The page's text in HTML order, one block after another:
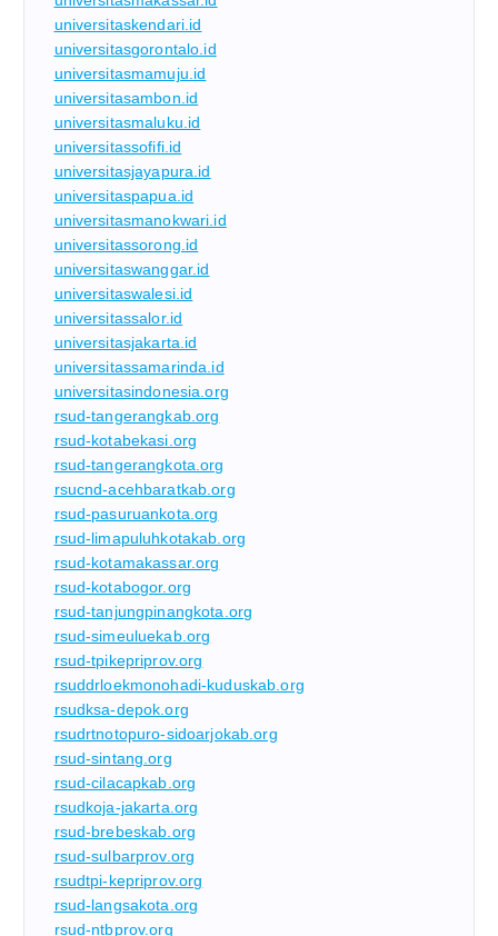
universitaskendari.id
universitasgorontalo.id
universitasmamuju.id
universitasambon.id
universitasmaluku.id
universitassofifi.id
universitasjayapura.id
universitaspapua.id
universitasmanokwari.id
universitassorong.id
universitaswanggar.id
universitaswalesi.id
universitassalor.id
universitasjakarta.id
universitassamarinda.id
universitasindonesia.org
rsud-tangerangkab.org
rsud-kotabekasi.org
rsud-tangerangkota.org
rsucnd-acehbaratkab.org
rsud-pasuruankota.org
rsud-limapuluhkotakab.org
rsud-kotamakassar.org
rsud-kotabogor.org
rsud-tanjungpinangkota.org
rsud-simeuluekab.org
rsud-tpikepriprov.org
rsuddrloekmonohadi-kuduskab.org
rsudksa-depok.org
rsudrtnotopuro-sidoarjokab.org
rsud-sintang.org
rsud-cilacapkab.org
rsudkoja-jakarta.org
rsud-brebeskab.org
rsud-sulbarprov.org
rsudtpi-kepriprov.org
rsud-langsakota.org
rsud-ntbprov.org